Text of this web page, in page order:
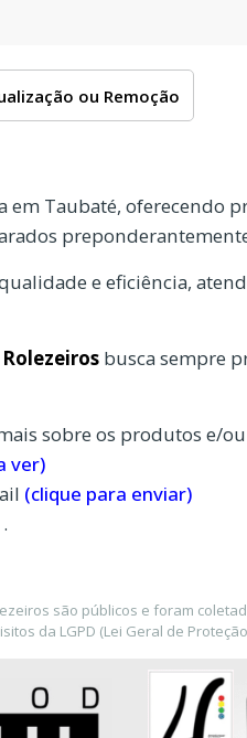
ou Remoção
em Taubaté, oferecendo
e eficiência,
busca sempre
sobre os produtos e/
ver)
(clique para enviar)
são públicos e foram
da LGPD (Lei Geral de